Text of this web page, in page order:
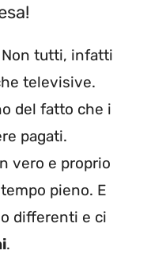
Non tutti, infatti
televisive.
del fatto che i
pagati.
vero e proprio
pieno. E
differenti e ci
.